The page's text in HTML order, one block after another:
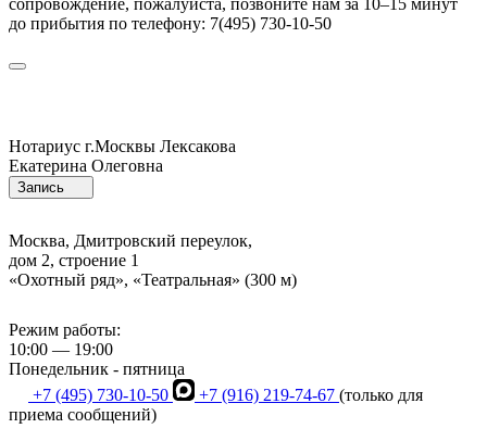
сопровождение, пожалуйста, позвоните нам за 10–15 минут
до прибытия по телефону: 7(495) 730-10-50
Нотариус г.Москвы Лексакова
Екатерина Олеговна
Запись
Москва, Дмитровский переулок,
дом 2, строение 1
«Охотный ряд», «Театральная» (300 м)
Режим работы:
10:00 — 19:00
Понедельник - пятница
+7 (495) 730-10-50
+7 (916) 219-74-67 (только для
приема сообщений)